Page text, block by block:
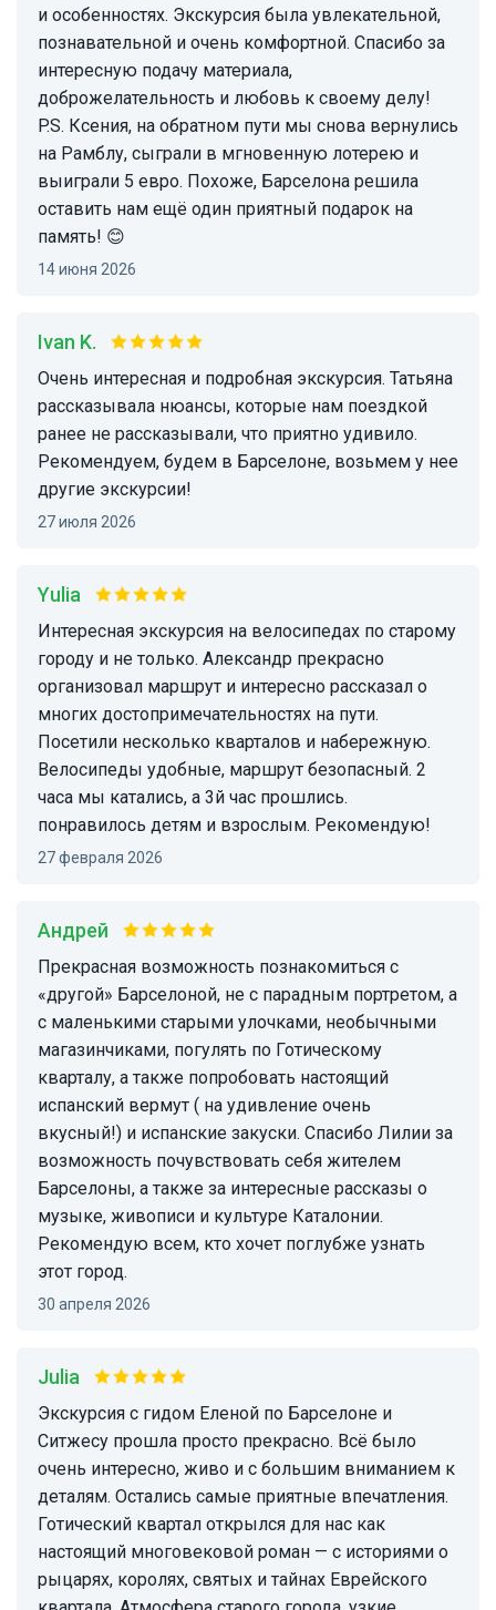
и особенностях. Экскурсия была увлекательной,
познавательной и очень комфортной. Спасибо за
интересную подачу материала,
доброжелательность и любовь к своему делу!
P.S. Ксения, на обратном пути мы снова вернулись
на Рамблу, сыграли в мгновенную лотерею и
выиграли 5 евро. Похоже, Барселона решила
оставить нам ещё один приятный подарок на
память! 😊
14 июня 2026
Ivan K.
Очень интересная и подробная экскурсия. Татьяна
рассказывала нюансы, которые нам поездкой
ранее не рассказывали, что приятно удивило.
Рекомендуем, будем в Барселоне, возьмем у нее
другие экскурсии!
27 июля 2026
Yulia
Интересная экскурсия на велосипедах по старому
городу и не только. Александр прекрасно
организовал маршрут и интересно рассказал о
многих достопримечательностях на пути.
Посетили несколько кварталов и набережную.
Велосипеды удобные, маршрут безопасный. 2
часа мы катались, а 3й час прошлись.
понравилось детям и взрослым. Рекомендую!
27 февраля 2026
Андрей
Прекрасная возможность познакомиться с
«другой» Барселоной, не с парадным портретом, а
с маленькими старыми улочками, необычными
магазинчиками, погулять по Готическому
кварталу, а также попробовать настоящий
испанский вермут ( на удивление очень
вкусный!) и испанские закуски. Спасибо Лилии за
возможность почувствовать себя жителем
Барселоны, а также за интересные рассказы о
музыке, живописи и культуре Каталонии.
Рекомендую всем, кто хочет поглубже узнать
этот город.
30 апреля 2026
Julia
Экскурсия с гидом Еленой по Барселоне и
Ситжесу прошла просто прекрасно. Всё было
очень интересно, живо и с большим вниманием к
деталям. Остались самые приятные впечатления.
Готический квартал открылся для нас как
настоящий многовековой роман — с историями о
рыцарях, королях, святых и тайнах Еврейского